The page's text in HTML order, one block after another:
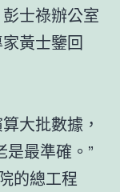
士祿辦公室
黃士鑒回
大批數據，
是最準確。”
的總工程